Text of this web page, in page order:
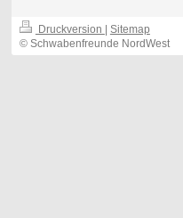
Druckversion
Sitemap
© Schwabenfreunde NordWest